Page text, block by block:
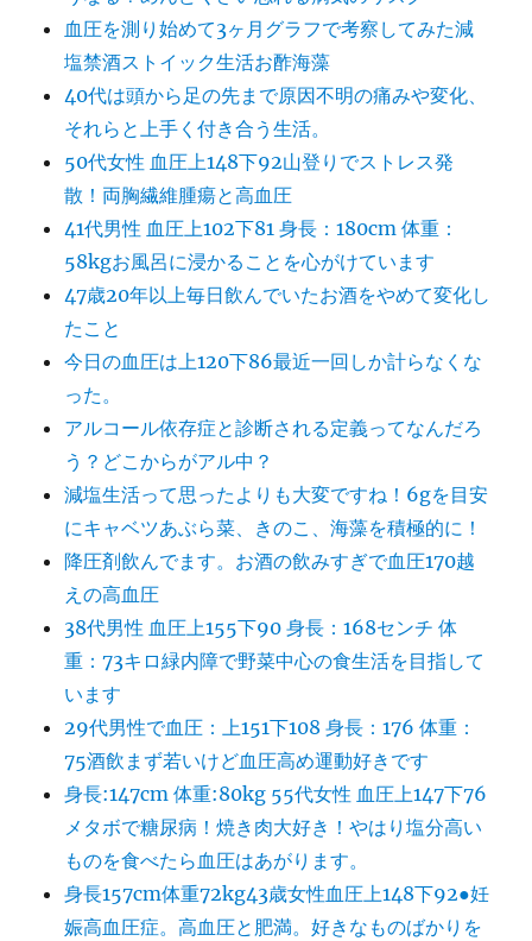
血圧を測り始めて3ヶ月グラフで考察してみた減
塩禁酒ストイック生活お酢海藻
40代は頭から足の先まで原因不明の痛みや変化、
それらと上手く付き合う生活。
50代女性 血圧上148下92山登りでストレス発
散！両胸繊維腫瘍と高血圧
41代男性 血圧上102下81 身長：180cm 体重：
58kgお風呂に浸かることを心がけています
47歳20年以上毎日飲んでいたお酒をやめて変化し
たこと
今日の血圧は上120下86最近一回しか計らなくな
った。
アルコール依存症と診断される定義ってなんだろ
う？どこからがアル中？
減塩生活って思ったよりも大変ですね！6gを目安
にキャベツあぶら菜、きのこ、海藻を積極的に！
降圧剤飲んでます。お酒の飲みすぎで血圧170越
えの高血圧
38代男性 血圧上155下90 身長：168センチ 体
重：73キロ緑内障で野菜中心の食生活を目指して
います
29代男性で血圧：上151下108 身長：176 体重：
75酒飲まず若いけど血圧高め運動好きです
身長:147cm 体重:80kg 55代女性 血圧上147下76
メタボで糖尿病！焼き肉大好き！やはり塩分高い
ものを食べたら血圧はあがります。
身長157cm体重72kg43歳女性血圧上148下92●妊
娠高血圧症。高血圧と肥満。好きなものばかりを